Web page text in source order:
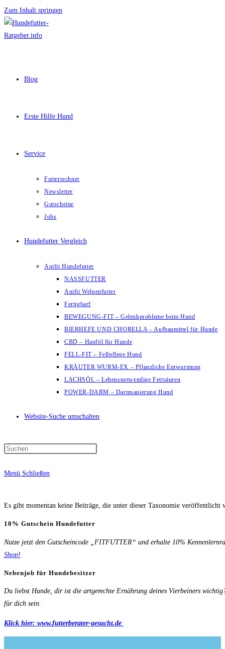
Zum Inhalt springen
Blog
Erste Hilfe Hund
Service
Futterrechner
Newsletter
Gutscheine
Jobs
Hundefutter Vergleich
Anifit Hundefutter
NASSFUTTER
Anifit Welpenfutter
Fertigbarf
BEWEGUNG-FIT – Gelenkprobleme beim Hund
BIERHEFE UND CHORELLA – Aufbaumittel für Hunde
CBD – Hanföl für Hunde
FELL-FIT – Fellpflege Hund
KRÄUTER WURM-EX – Pflanzliche Entwurmung
LACHSÖL – Lebensnotwendige Fettsäuren
POWER-DARM – Darmsanierung Hund
Website-Suche umschalten
Menü Schließen
Es gibt momentan keine Beiträge, die unter dieser Taxonomie veröffentlicht
10% Gutschein Hundefutter
Nutze jetzt den Gutscheincode „FITFUTTER“ und erhalte 10%
Shop!
Nebenjob für Hundebesitzer
Du liebst Hunde, dir ist die artgerechte Ernährung deines Vierbeiners
für dich sein.
Klick hier: www.futterberater-gesucht.de